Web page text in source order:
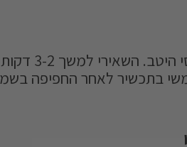
מרחי בנדיבות על עור
בתכשיר לאחר החפיפה